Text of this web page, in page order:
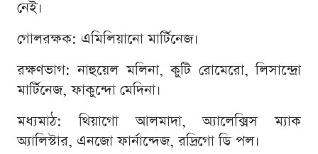
নেই।
গোলরক্ষক: এমিলিয়ানো মার্টিনেজ।
রক্ষণভাগ: নাহুয়েল মলিনা, কুটি রোমেরো, লিসান্দ্রো
মার্টিনেজ, ফাকুন্দো মেদিনা।
মধ্যমাঠ: থিয়াগো আলমাদা, অ্যালেক্সিস ম্যাক
অ্যালিস্টার, এনজো ফার্নান্দেজ, রদ্রিগো ডি পল।